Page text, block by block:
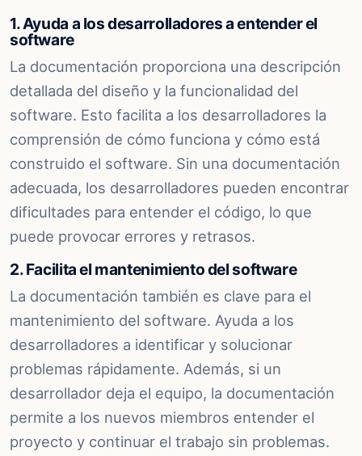
1. Ayuda a los desarrolladores a entender el
software
La documentación proporciona una descripción
detallada del diseño y la funcionalidad del
software. Esto facilita a los desarrolladores la
comprensión de cómo funciona y cómo está
construido el software. Sin una documentación
adecuada, los desarrolladores pueden encontrar
dificultades para entender el código, lo que
puede provocar errores y retrasos.
2. Facilita el mantenimiento del software
La documentación también es clave para el
mantenimiento del software. Ayuda a los
desarrolladores a identificar y solucionar
problemas rápidamente. Además, si un
desarrollador deja el equipo, la documentación
permite a los nuevos miembros entender el
proyecto y continuar el trabajo sin problemas.